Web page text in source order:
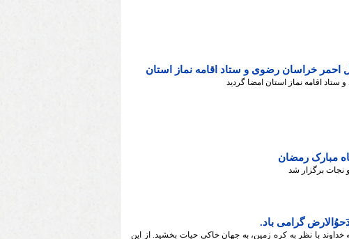
احمر خراسان رضوی و ستاد اقامه نماز استان
اقامه نماز استان امضا گردید
مبارک رمضان
نجات برگزار شد
با نظر به کره زمین، به جهان خاکی حیات بخشید. از این